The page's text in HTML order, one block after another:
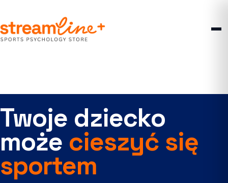
Przejdź
Przejdź
Twoje dziecko
może cieszyć się
sportem